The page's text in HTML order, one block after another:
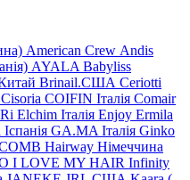
American Crew Andis
AYALA Babyliss
Brinail.США Ceriotti
Cisoria COIFIN Італія Comair
Ri Elchim Італія Enjoy Ermila
GA.MA Італія Ginko
Hairway Німеччина
I LOVE MY HAIR Infinity